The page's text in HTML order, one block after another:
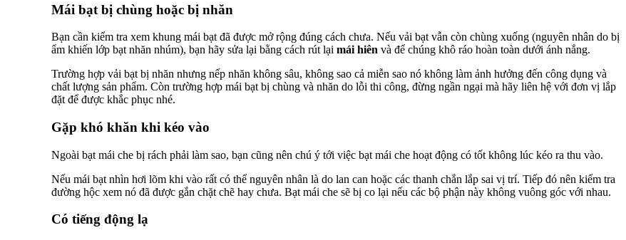
Mái bạt bị chùng hoặc bị nhăn
Bạn cần kiểm tra xem khung mái bạt đã được mở rộng đúng cách chưa. Nếu vải bạt vẫn còn chùng xuống (nguyên nhân do bị
ẩm khiến lớp bạt nhăn nhúm), bạn hãy sửa lại bằng cách rút lại mái hiên và để chúng khô ráo hoàn toàn dưới ánh nắng.
Trường hợp vải bạt bị nhăn nhưng nếp nhăn không sâu, không sao cả miễn sao nó không làm ảnh hưởng đến công dụng và
chất lượng sản phẩm. Còn trường hợp mái bạt bị chùng và nhăn do lỗi thi công, đừng ngần ngại mà hãy liên hệ với đơn vị lắp
đặt để được khắc phục nhé.
Gặp khó khăn khi kéo vào
Ngoài bạt mái che bị rách phải làm sao, bạn cũng nên chú ý tới việc bạt mái che hoạt động có tốt không lúc kéo ra thu vào.
Nếu mái bạt nhìn hơi lõm khi vào rất có thể nguyên nhân là do lan can hoặc các thanh chắn lắp sai vị trí. Tiếp đó nên kiểm tra
đường hộc xem nó đã được gắn chặt chẽ hay chưa. Bạt mái che sẽ bị co lại nếu các bộ phận này không vuông góc với nhau.
Có tiếng động lạ